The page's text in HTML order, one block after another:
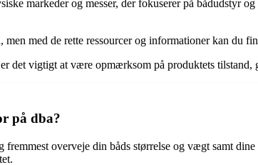
markeder og messer, der fokuserer på bådudstyr
med de rette ressourcer og informationer kan du
vigtigt at være opmærksom på produktets tilstand,
på dba?
overveje din båds størrelse og vægt samt